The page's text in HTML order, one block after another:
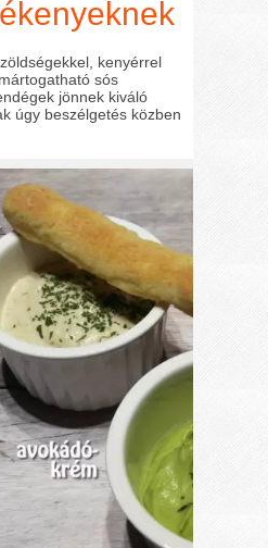
kenyérrel
sós
jönnek kiváló
úgy beszélgetés közben